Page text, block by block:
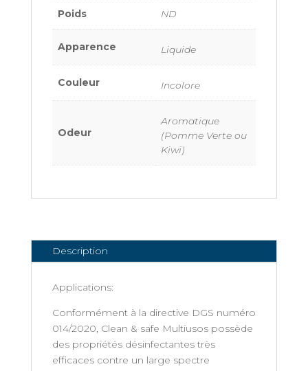
Poids ND
Apparence Liquide
Couleur Incolore
Odeur
Aromatique
(Pomme Verte ou
Kiwi)
Description
Applications:
Conformément à la directive DGS numéro
014/2020, Clean & safe Multiusos possède
des propriétés désinfectantes très
efficaces contre un large spectre